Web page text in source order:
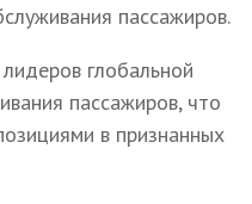
пассажиров.
глобальной
пассажиров, что
в признанных